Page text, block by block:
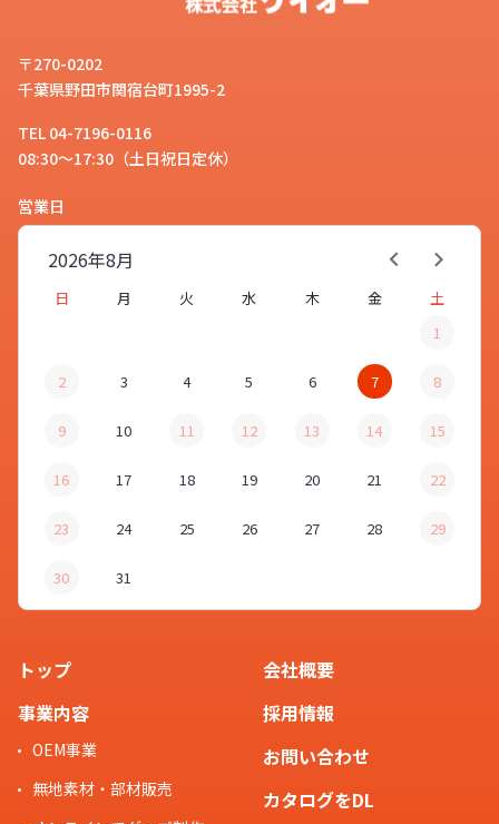
〒270-0202
千葉県野田市関宿台町1995-2
TEL 04-7196-0116
08:30～17:30（土日祝日定休）
営業日
8月
2026年
日 月 火 水 木 金
土
1
2 3 4 5 6 7 8
9 10 11 12 13 14 15
16 17 18 19 20 21 22
23 24 25 26 27 28 29
30 31
トップ
事業内容
OEM事業
無地素材・部材販売
会社概要
採用情報
お問い合わせ
カタログをDL